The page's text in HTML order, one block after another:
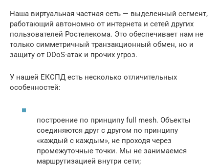
Наша виртуальная частная сеть — выделенный сегмент,
работающий автономно от интернета и сетей других
пользователей Ростелекома. Это обеспечивает нам не
только симметричный транзакционный обмен, но и
защиту от DDoS-атак и прочих угроз.
У нашей ЕКСПД есть несколько отличительных
особенностей:
построение по принципу full mesh. Объекты
соединяются друг с другом по принципу
«каждый с каждым», не проходя через
промежуточные точки. Мы не занимаемся
маршрутизацией внутри сети;